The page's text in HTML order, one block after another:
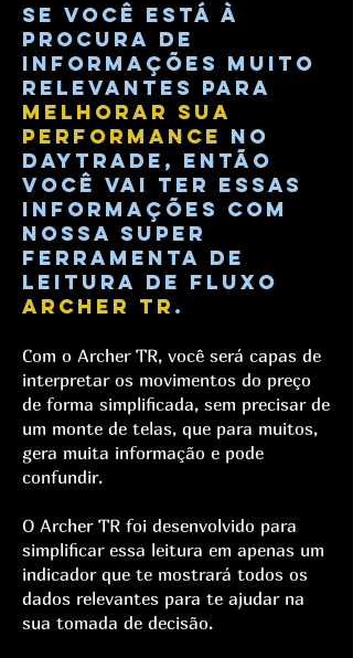
se você está à
procura de
informações muito
relevantes para
melhorar sua
performance no
daytrade, então
você vai ter essas
informações com
nossa super
ferramenta de
leitura de fluxo
archer tr .
Com o Archer TR, você será capas de
interpretar os movimentos do preço
de forma simplificada, sem precisar de
um monte de telas, que para muitos,
gera muita informação e pode
confundir.
O Archer TR foi desenvolvido para
simplificar essa leitura em apenas um
indicador que te mostrará todos os
dados relevantes para te ajudar na
sua tomada de decisão.